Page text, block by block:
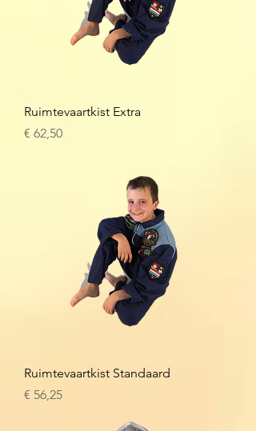
Ruimtevaartkist Extra
Prijs
€ 62,50
Ruimtevaartkist Standaard
Prijs
€ 56,25